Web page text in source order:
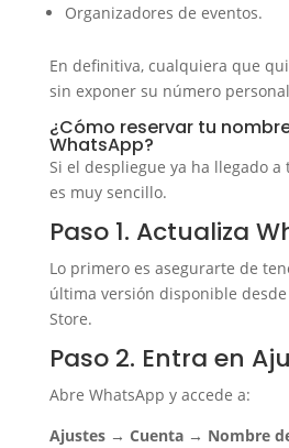
Organizadores de eventos.
En definitiva, cualquiera que
sin exponer su número
¿Cómo reservar tu
WhatsApp?
Si el despliegue ya ha llegado a
es muy sencillo.
Paso 1. Actualiza
Lo primero es asegurarte de
última versión disponible desde
Store.
Paso 2. Entra en
Abre WhatsApp y accede a:
Ajustes → Cuenta → Nombre